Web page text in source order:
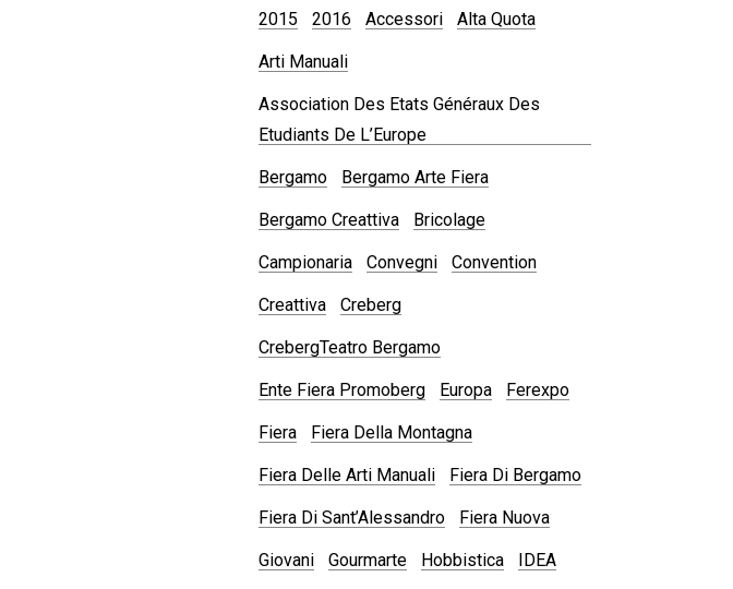
2015 2016 Accessori Alta Quota
Arti Manuali
Association Des Etats Généraux Des
Etudiants De L’Europe
Bergamo Bergamo Arte Fiera
Bergamo Creattiva Bricolage
Campionaria Convegni Convention
Creattiva Creberg
CrebergTeatro Bergamo
Ente Fiera Promoberg Europa Ferexpo
Fiera Fiera Della Montagna
Fiera Delle Arti Manuali Fiera Di Bergamo
Fiera Di Sant’Alessandro Fiera Nuova
Giovani Gourmarte Hobbistica IDEA